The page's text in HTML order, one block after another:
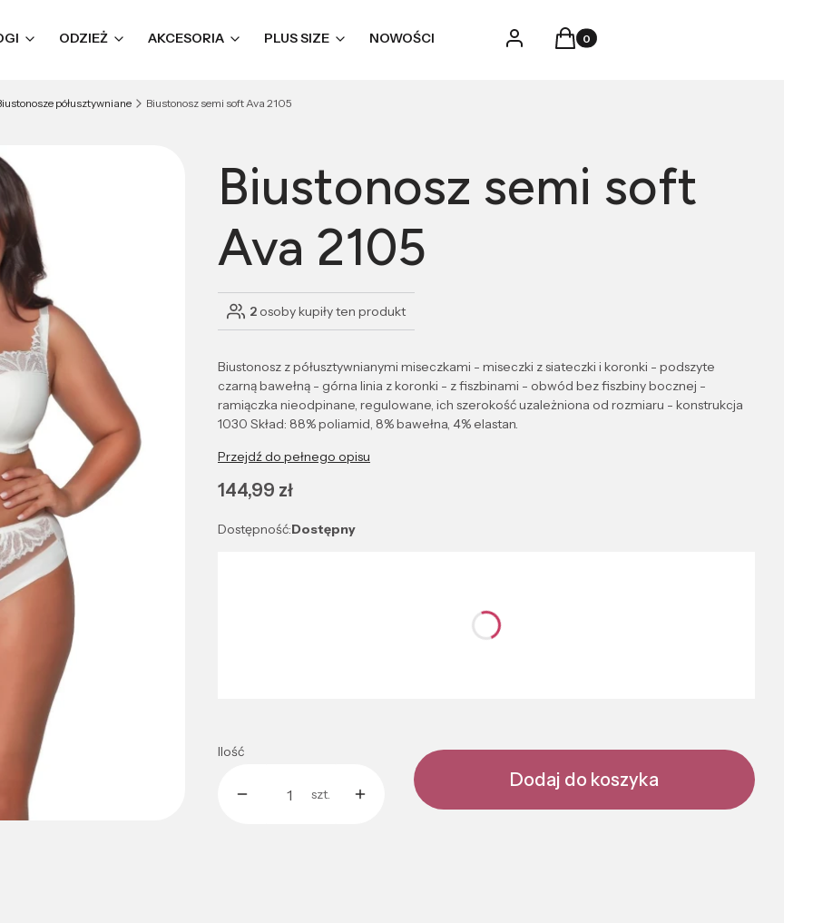
ODZIEŻ AKCESORIA PLUS SIZE NOWOŚCI Zaloguj sięProdukty w koszyku: 0. Zobacz
Koszyk
półusztywniane Biustonosz semi soft Ava 2105
Biustonosz semi soft
Ava 2105
2 osoby kupiły ten produkt
Biustonosz z półusztywnianymi miseczkami - miseczki z siateczki i koronki - podszyte
czarną bawełną - górna linia z koronki - z fiszbinami - obwód bez fiszbiny bocznej -
ramiączka nieodpinane, regulowane, ich szerokość uzależniona od rozmiaru - konstrukcja
1030 Skład: 88% poliamid, 8% bawełna, 4% elastan.
Przejdź do pełnego opisu
Cena
144,99 zł
Dostępność:Dostępny
Ilość
szt.
Dodaj do koszyka